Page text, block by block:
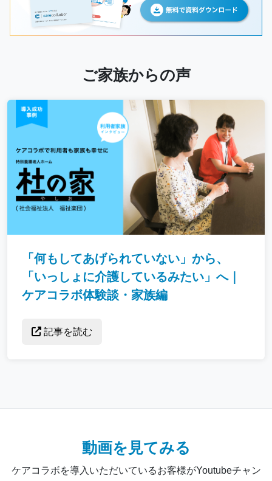
ご家族からの声
「何もしてあげられていない」から、
「いっしょに介護しているみたい」へ｜
ケアコラボ体験談・家族編
記事を読む
動画を見てみる
ケアコラボを導入いただいているお客様がYoutubeチャン